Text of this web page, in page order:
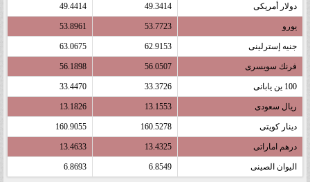
دولار أمريكى 49.3414
49.4414
يورو 53.7723
53.8961
جنيه إسترلينى 62.9153
63.0675
فرنك سويسرى 56.0507
56.1898
100 ين يابانى 33.3726
33.4470
ريال سعودى 13.1553
13.1826
دينار كويتى 160.5278
160.9055
درهم اماراتى 13.4325
13.4633
اليوان الصينى 6.8549
6.8693